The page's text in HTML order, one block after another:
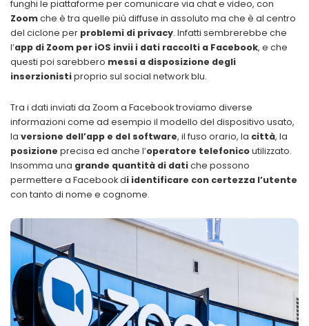
funghi le piattaforme per comunicare via chat e video, con
Zoomche è tra quelle più diffuse in assoluto ma che è al centro
del ciclone per problemi di privacy. Infatti sembrerebbe che
l’app di Zoom per iOS invii i dati raccolti a Facebook, e che
questi poi sarebbero messi a disposizione degli
inserzionistiproprio sul social network blu.
Tra i dati inviati da Zoom a Facebook troviamo diverse
informazioni come ad esempio il modello del dispositivo usato,
la versione dell’app e del software, il fuso orario, la città, la
posizione precisa ed anche l’operatore telefonicoutilizzato.
Insomma una grande quantità di datiche possono
permettere a Facebook di identificare con certezza l’utente
con tanto di nome e cognome.